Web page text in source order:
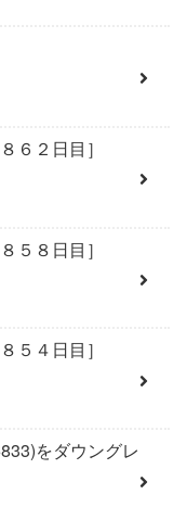
６２日目］
５８日目］
５４日目］
をダウングレ